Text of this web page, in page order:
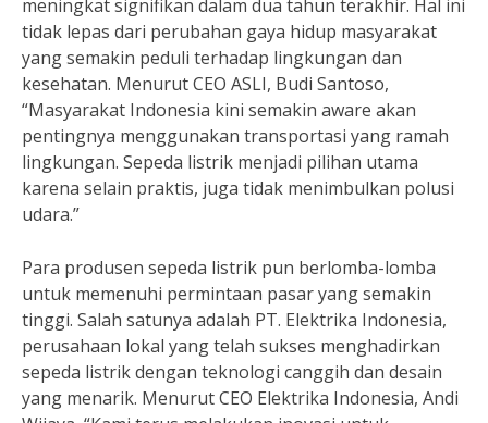
meningkat signifikan dalam dua tahun terakhir. Hal ini
tidak lepas dari perubahan gaya hidup masyarakat
yang semakin peduli terhadap lingkungan dan
kesehatan. Menurut CEO ASLI, Budi Santoso,
“Masyarakat Indonesia kini semakin aware akan
pentingnya menggunakan transportasi yang ramah
lingkungan. Sepeda listrik menjadi pilihan utama
karena selain praktis, juga tidak menimbulkan polusi
udara.”
Para produsen sepeda listrik pun berlomba-lomba
untuk memenuhi permintaan pasar yang semakin
tinggi. Salah satunya adalah PT. Elektrika Indonesia,
perusahaan lokal yang telah sukses menghadirkan
sepeda listrik dengan teknologi canggih dan desain
yang menarik. Menurut CEO Elektrika Indonesia, Andi